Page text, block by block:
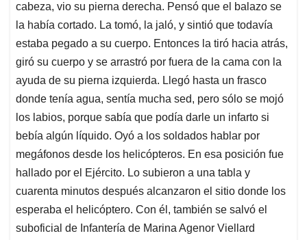
cabeza, vio su pierna derecha. Pensó que el balazo se
la había cortado. La tomó, la jaló, y sintió que todavía
estaba pegado a su cuerpo. Entonces la tiró hacia atrás,
giró su cuerpo y se arrastró por fuera de la cama con la
ayuda de su pierna izquierda. Llegó hasta un frasco
donde tenía agua, sentía mucha sed, pero sólo se mojó
los labios, porque sabía que podía darle un infarto si
bebía algún líquido. Oyó a los soldados hablar por
megáfonos desde los helicópteros. En esa posición fue
hallado por el Ejército. Lo subieron a una tabla y
cuarenta minutos después alcanzaron el sitio donde los
esperaba el helicóptero. Con él, también se salvó el
suboficial de Infantería de Marina Agenor Viellard